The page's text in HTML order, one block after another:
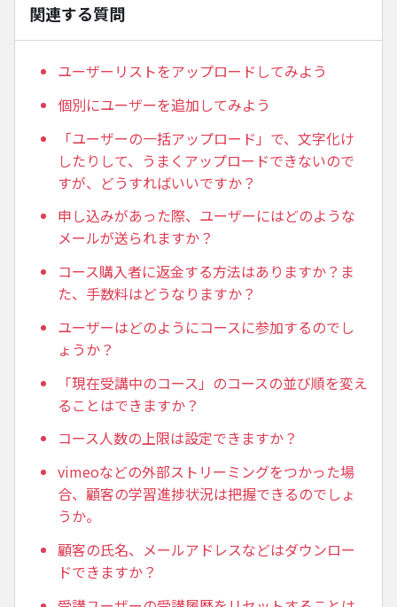
関連する質問
ユーザーリストをアップロードしてみよう
個別にユーザーを追加してみよう
「ユーザーの一括アップロード」で、文字化け
したりして、うまくアップロードできないので
すが、どうすればいいですか？
申し込みがあった際、ユーザーにはどのような
メールが送られますか？
コース購入者に返金する方法はありますか？ま
た、手数料はどうなりますか？
ユーザーはどのようにコースに参加するのでし
ょうか？
「現在受講中のコース」のコースの並び順を変え
ることはできますか？
コース人数の上限は設定できますか？
vimeoなどの外部ストリーミングをつかった場
合、顧客の学習進捗状況は把握できるのでしょ
うか。
顧客の氏名、メールアドレスなどはダウンロー
ドできますか？